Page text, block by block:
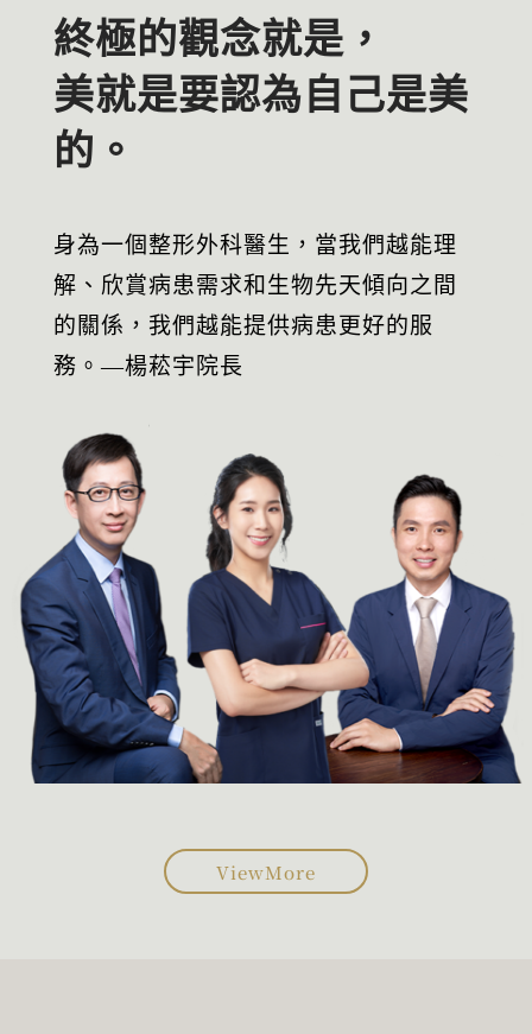
終極的觀念就是，
美就是要認為自己是美
的。
身為一個整形外科醫生，當我們越能理
解、欣賞病患需求和生物先天傾向之間
的關係，我們越能提供病患更好的服
務。―楊菘宇院長
ViewMore